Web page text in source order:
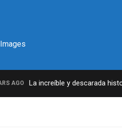
Images
La increíble y descarada historia del